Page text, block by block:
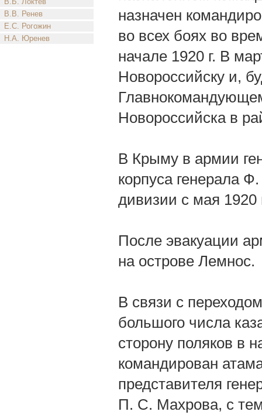
В.В. Ренев
Е.С. Рогожин
Н.А. Юренев
назначен
во всех боях во
начале 1920 г. В
Новороссийску и,
Новороссийска в
В Крыму в армии
корпуса генерала
дивизии с мая 1920
После эвакуации
на острове Лемнос.
В связи с
большого числа
сторону поляков в
командирован
представителя
П. С. Махрова, с